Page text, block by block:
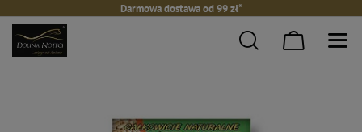
Darmowa dostawa od 99 zł*